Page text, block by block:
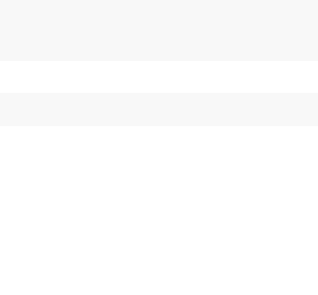
бедер и боков. Прошло 1,5 месяца после